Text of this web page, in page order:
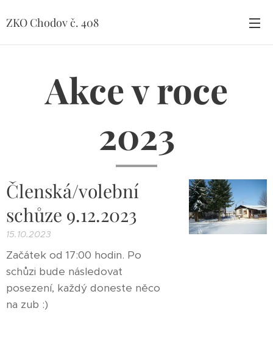
ZKO Chodov č. 408
Akce v roce
2023
Členská/volební
schůze 9.12.2023
15.10.2023
Začátek od 17:00 hodin. Po
schůzi bude následovat
posezení, každý doneste něco
na zub :)